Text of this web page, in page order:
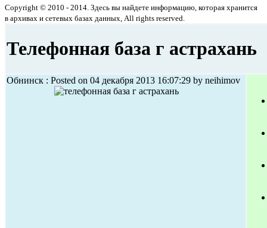
Copyright © 2010 - 2014. Здесь вы найдете информацию, которая хранится
в архивах и сетевых базах данных, All rights reserved.
Телефонная база г астрахань
Обнинск : Posted on 04 декабря 2013 16:07:29 by neihimov